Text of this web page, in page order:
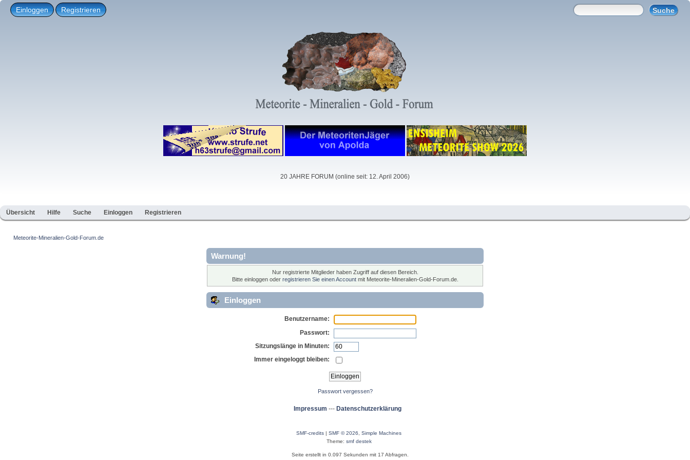
Einloggen Registrieren
20 JAHRE FORUM (online seit: 12. April 2006)
Übersicht Hilfe Suche Einloggen Registrieren
Meteorite-Mineralien-Gold-Forum.de
Warnung!
Nur registrierte Mitglieder haben Zugriff auf diesen Bereich.
Bitte einloggen oder registrieren Sie einen Accountmit Meteorite-Mineralien-Gold-Forum.de.
Einloggen
Benutzername:
Passwort:
Sitzungslänge in Minuten:
Immer eingeloggt bleiben:
Passwort vergessen?
Impressum --- Datenschutzerklärung
SMF-credits | SMF © 2026
Simple Machines
Theme: smf destek
Seite erstellt in 0.097 Sekunden mit 17 Abfragen.